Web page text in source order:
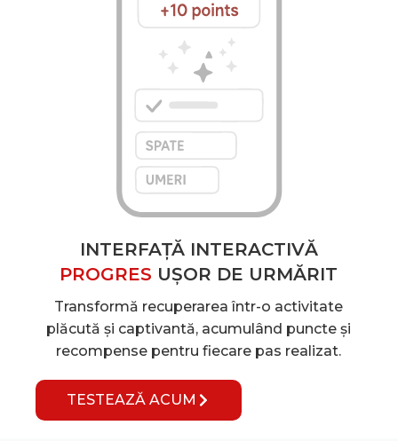
INTERFAȚĂ INTERACTIVĂ
PROGRES UȘOR DE URMĂRIT
Transformă recuperarea într-o activitate
plăcută și captivantă, acumulând puncte și
recompense pentru fiecare pas realizat.
TESTEAZĂ ACUM